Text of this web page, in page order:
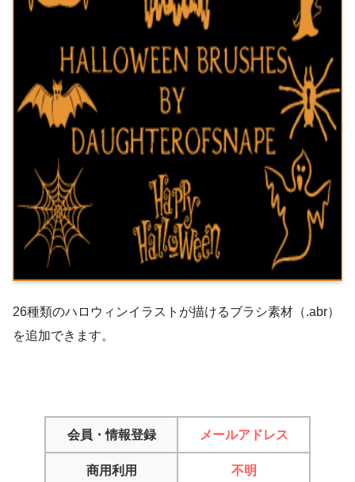
26種類のハロウィンイラストが描けるブラシ素材（.abr）
を追加できます。
会員・情報登録 メールアドレス
商用利用 不明